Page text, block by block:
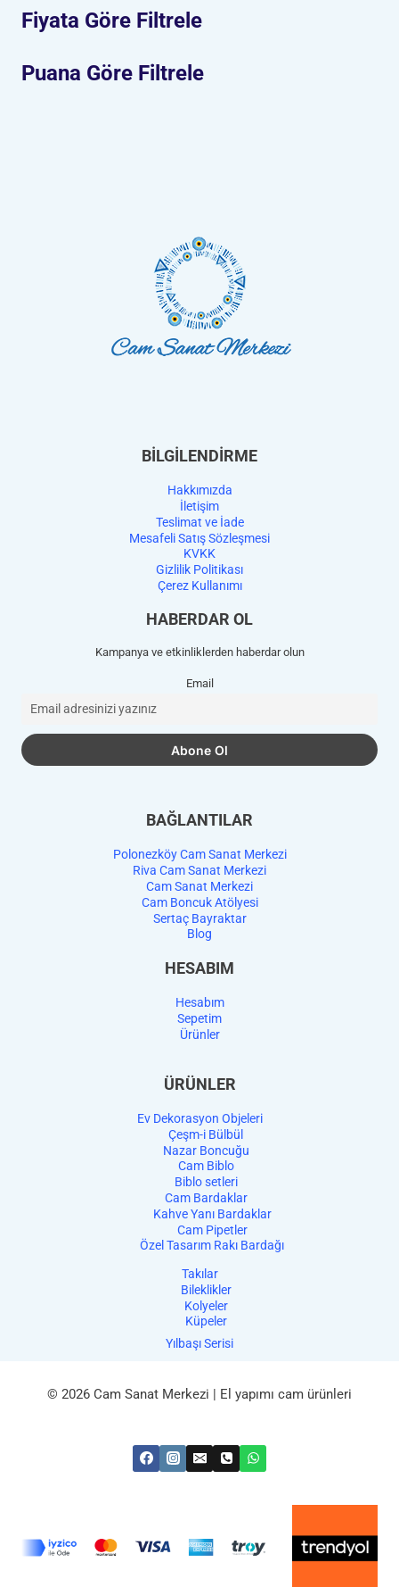
Fiyata Göre Filtrele
Puana Göre Filtrele
BİLGİLENDİRME
Hakkımızda
İletişim
Teslimat ve İade
Mesafeli Satış Sözleşmesi
KVKK
Gizlilik Politikası
Çerez Kullanımı
HABERDAR OL
Kampanya ve etkinliklerden haberdar olun
Email
BAĞLANTILAR
Polonezköy Cam Sanat Merkezi
Riva Cam Sanat Merkezi
Cam Sanat Merkezi
Cam Boncuk Atölyesi
Sertaç Bayraktar
Blog
HESABIM
Hesabım
Sepetim
Ürünler
ÜRÜNLER
Ev Dekorasyon Objeleri
Çeşm-i Bülbül
Nazar Boncuğu
Cam Biblo
Biblo setleri
Cam Bardaklar
Kahve Yanı Bardaklar
Cam Pipetler
Özel Tasarım Rakı Bardağı
Takılar
Bileklikler
Kolyeler
Küpeler
Yılbaşı Serisi
© 2026 Cam Sanat Merkezi | El yapımı cam ürünleri